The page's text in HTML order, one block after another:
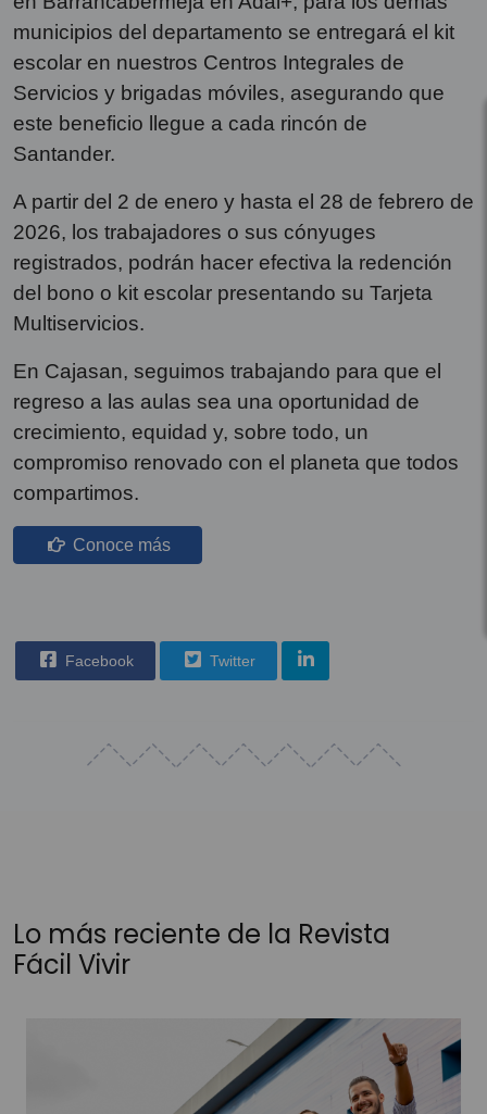
municipios del departamento se entregará el kit
escolar en nuestros Centros Integrales de
Servicios y brigadas móviles, asegurando que
este beneficio llegue a cada rincón de
Santander.
A partir del 2 de enero y hasta el 28 de febrero de
2026, los trabajadores o sus cónyuges
registrados, podrán hacer efectiva la redención
del bono o kit escolar presentando su Tarjeta
Multiservicios.
En Cajasan, seguimos trabajando para que el
regreso a las aulas sea una oportunidad de
crecimiento, equidad y, sobre todo, un
compromiso renovado con el planeta que todos
compartimos.
Conoce más
Facebook Twitter
Lo más reciente de la Revista
Fácil Vivir